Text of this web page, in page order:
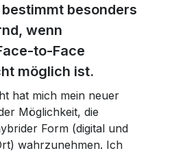
besonders
wenn
to-Face
möglich ist.
hat mich mein neuer
Möglichkeit, die
Form (digital und
wahrzunehmen. Ich